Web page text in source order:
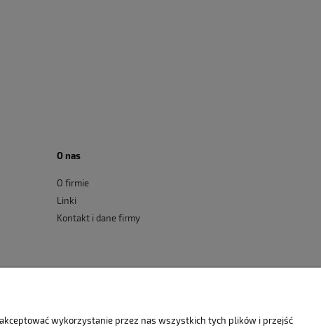
O nas
O firmie
Linki
Kontakt i dane firmy
wykorzystanie przez nas wszystkich tych plików i przejść